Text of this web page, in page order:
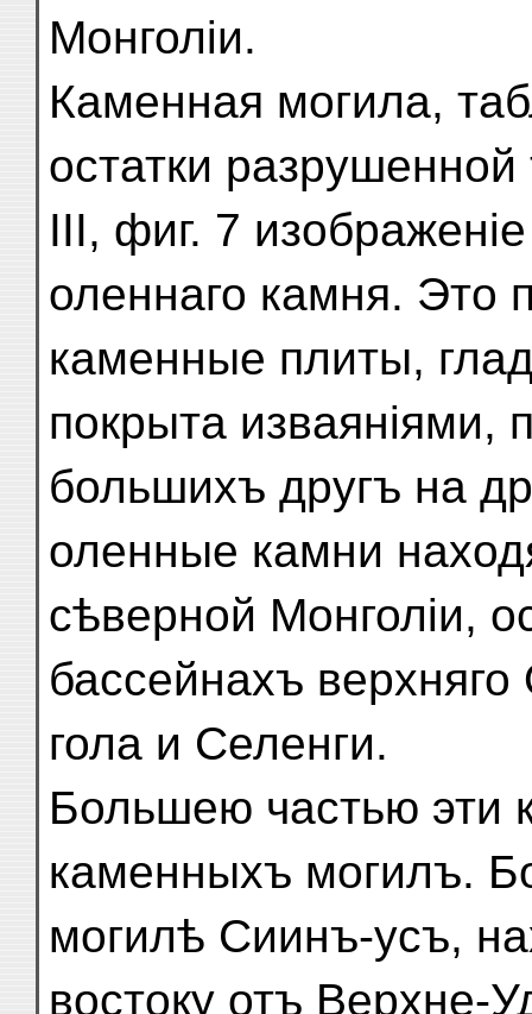
Монголіи.
Каменная могила,
остатки
III, фиг. 7
оленнаго камня. Это
каменные плиты,
покрыта
большихъ другъ на
оленные камни
сѣверной Монголіи,
бассейнахъ
гола и Селенги.
Большею частью эти
каменныхъ могилъ.
могилѣ Сиинъ-усъ,
востоку отъ Верхне-